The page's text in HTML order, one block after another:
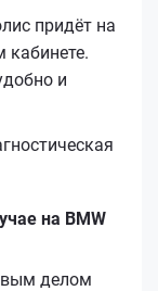
придёт на
кабинете.
и
на BMW
делом